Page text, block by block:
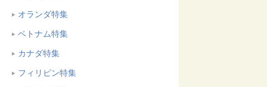
オランダ特集
ベトナム特集
カナダ特集
フィリピン特集